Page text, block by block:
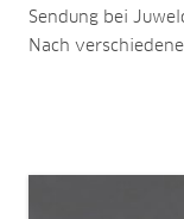
Sendung bei
Nach